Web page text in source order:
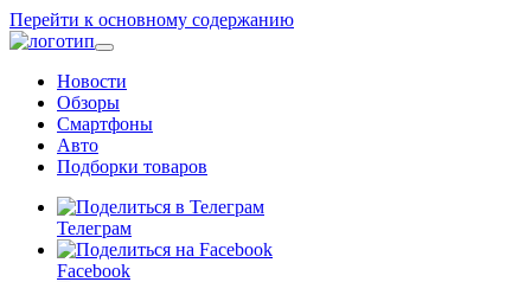
Перейти к основному содержанию
Новости
Обзоры
Смартфоны
Авто
Подборки товаров
Телеграм
Facebook